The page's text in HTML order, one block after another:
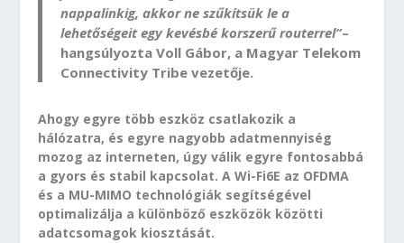
nappalinkig, akkor ne szűkítsük le a
lehetőségeit egy kevésbé korszerű routerrel”–
hangsúlyozta Voll Gábor, a Magyar Telekom
Connectivity Tribe vezetője.
Ahogy egyre több eszköz csatlakozik a
hálózatra, és egyre nagyobb adatmennyiség
mozog az interneten, úgy válik egyre fontosabbá
a gyors és stabil kapcsolat. A Wi-Fi6E az OFDMA
és a MU-MIMO technológiák segítségével
optimalizálja a különböző eszközök közötti
adatcsomagok kiosztását.